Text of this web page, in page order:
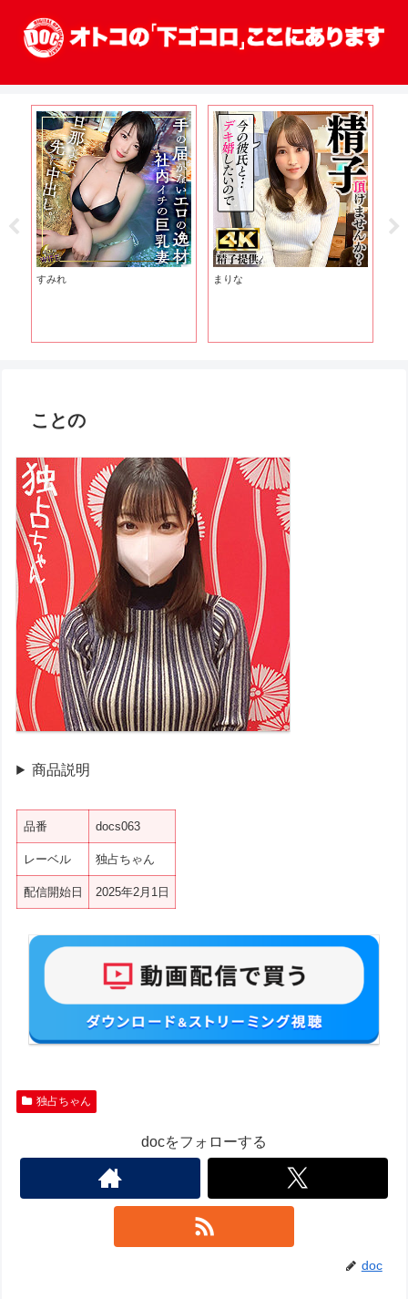
すみれ まりな
ことの
商品説明
品番 docs063
レーベル 独占ちゃん
配信開始日 2025年2月1日
独占ちゃん
docをフォローする
doc